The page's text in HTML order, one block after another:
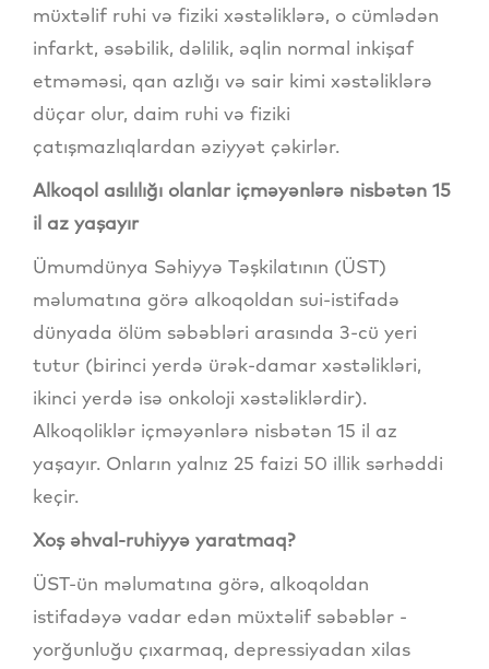
müxtəlif ruhi və fiziki xəstəliklərə, o cümlədən
infarkt, əsəbilik, dəlilik, əqlin normal inkişaf
etməməsi, qan azlığı və sair kimi xəstəliklərə
düçar olur, daim ruhi və fiziki
çatışmazlıqlardan əziyyət çəkirlər.
Alkoqol asılılığı olanlar içməyənlərə nisbətən 15
il az yaşayır
Ümumdünya Səhiyyə Təşkilatının (ÜST)
məlumatına görə alkoqoldan sui-istifadə
dünyada ölüm səbəbləri arasında 3-cü yeri
tutur (birinci yerdə ürək-damar xəstəlikləri,
ikinci yerdə isə onkoloji xəstəliklərdir).
Alkoqoliklər içməyənlərə nisbətən 15 il az
yaşayır. Onların yalnız 25 faizi 50 illik sərhəddi
keçir.
Xoş əhval-ruhiyyə yaratmaq?
ÜST-ün məlumatına görə, alkoqoldan
istifadəyə vadar edən müxtəlif səbəblər -
yorğunluğu çıxarmaq, depressiyadan xilas